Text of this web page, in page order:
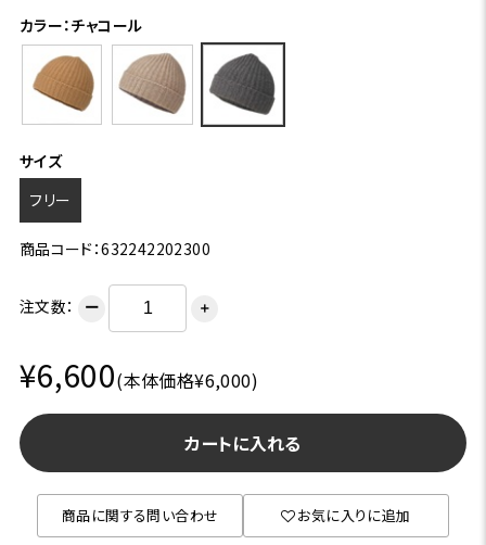
カラー：チャコール
サイズ
フリー
商品コード：632242202300
注文数： ー ＋
¥6,600(本体価格¥6,000)
カートに入れる
商品に関する問い合わせ お気に入りに追加